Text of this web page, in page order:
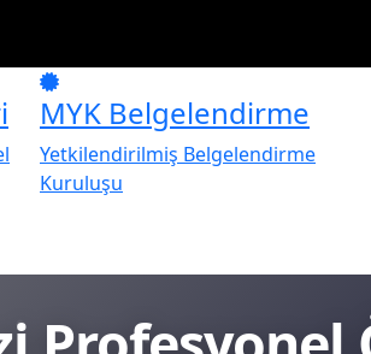
MYK Belgelendirme
Yetkilendirilmiş Belgelendirme
Kuruluşu